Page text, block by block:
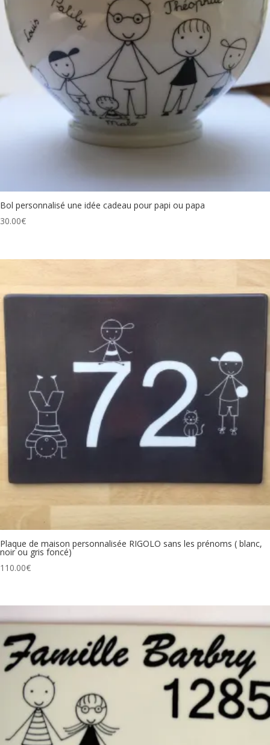
Bol personnalisé une idée cadeau pour papi ou papa
30.00€
Plaque de maison personnalisée RIGOLO sans les prénoms ( blanc,
noir ou gris foncé)
110.00€